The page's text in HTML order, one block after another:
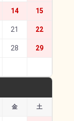
14 15
21 22
28 29
金 土